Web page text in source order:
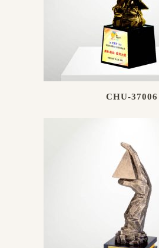
CHU-37006